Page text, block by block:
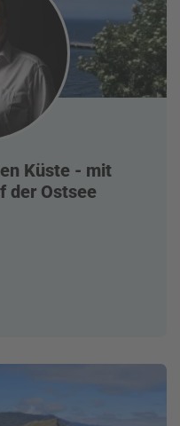
Küste - mit
der Ostsee